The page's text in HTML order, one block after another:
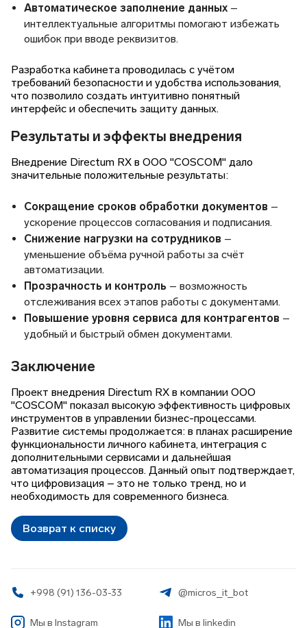
Автоматическое заполнение данных –
интеллектуальные алгоритмы помогают избежать
ошибок при вводе реквизитов.
Разработка кабинета проводилась с учётом
требований безопасности и удобства использования,
что позволило создать интуитивно понятный
интерфейс и обеспечить защиту данных.
Результаты и эффекты внедрения
Внедрение Directum RX в ООО "COSCOM" дало
значительные положительные результаты:
Сокращение сроков обработки документов –
ускорение процессов согласования и подписания.
Снижение нагрузки на сотрудников –
уменьшение объёма ручной работы за счёт
автоматизации.
Прозрачность и контроль – возможность
отслеживания всех этапов работы с документами.
Повышение уровня сервиса для контрагентов –
удобный и быстрый обмен документами.
Заключение
Проект внедрения Directum RX в компании ООО
"COSCOM" показал высокую эффективность цифровых
инструментов в управлении бизнес-процессами.
Развитие системы продолжается: в планах расширение
функциональности личного кабинета, интеграция с
дополнительными сервисами и дальнейшая
автоматизация процессов. Данный опыт подтверждает,
что цифровизация – это не только тренд, но и
необходимость для современного бизнеса.
Возврат к списку
+998 (91) 136-03-33 @micros_it_bot
Мы в Instagram Мы в linkedin